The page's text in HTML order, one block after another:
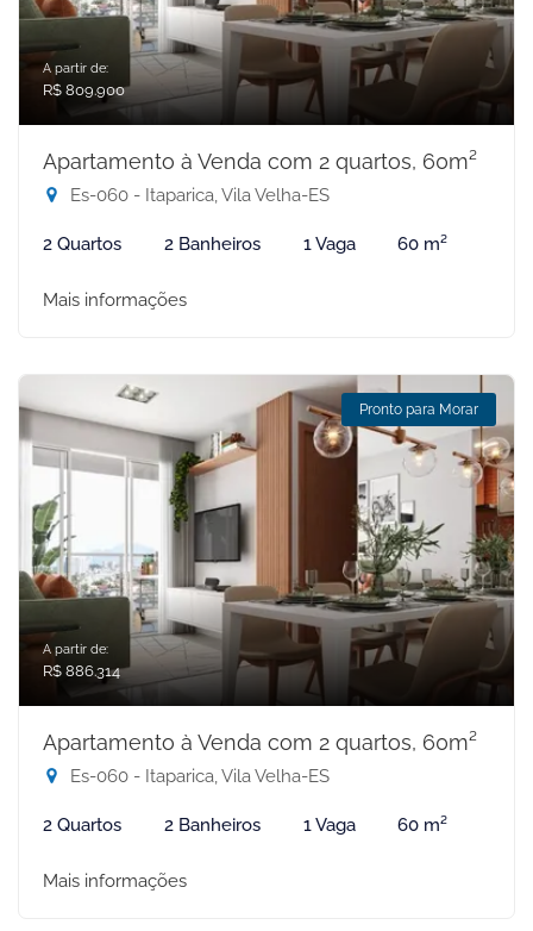
A partir de:
R$ 809.900
Apartamento à Venda com 2 quartos, 60m²
Es-060 - Itaparica, Vila Velha-ES
2 Quartos 2 Banheiros 1 Vaga 60 m²
Mais informações
Pronto para Morar
A partir de:
R$ 886.314
Apartamento à Venda com 2 quartos, 60m²
Es-060 - Itaparica, Vila Velha-ES
2 Quartos 2 Banheiros 1 Vaga 60 m²
Mais informações